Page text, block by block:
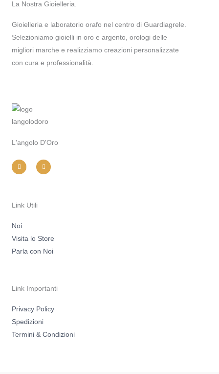
La Nostra Gioielleria.
Gioielleria e laboratorio orafo nel centro di Guardiagrele.
Selezioniamo gioielli in oro e argento, orologi delle
migliori marche e realizziamo creazioni personalizzate
con cura e professionalità.
L'angolo D'Oro
n
s
t
m
a
c
e
Link Utili
Noi
Visita lo Store
Parla con Noi
Link Importanti
Privacy Policy
Spedizioni
Termini & Condizioni